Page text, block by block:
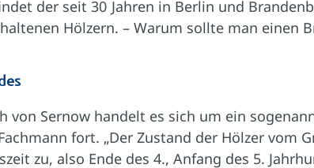
der seit 30 Jahren in Berlin und
Hölzern. – Warum sollte man einen
von Sernow handelt es sich um ein
fort. „Der Zustand der Hölzer vom
zu, also Ende des 4., Anfang des 5.